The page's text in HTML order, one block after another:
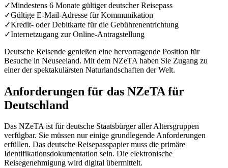
✓Mindestens 6 Monate gültiger deutscher Reisepass
✓Gültige E-Mail-Adresse für Kommunikation
✓Kredit- oder Debitkarte für die Gebührenentrichtung
✓Internetzugang zur Online-Antragstellung
Deutsche Reisende genießen eine hervorragende Position für
Besuche in Neuseeland. Mit dem NZeTA haben Sie Zugang zu
einer der spektakulärsten Naturlandschaften der Welt.
Anforderungen für das NZeTA für
Deutschland
Das NZeTA ist für deutsche Staatsbürger aller Altersgruppen
verfügbar. Sie müssen nur einige grundlegende Anforderungen
erfüllen. Das deutsche Reisepasspapier muss die primäre
Identifikationsdokumentation sein. Die elektronische
Reisegenehmigung wird digital übermittelt.